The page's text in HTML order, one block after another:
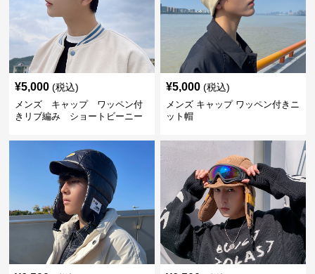
¥5,000 (税込)
メンズ キャップ ワッペン付
きリブ編み ショートビーニー
¥5,000 (税込)
メンズ キャップ ワッペン付きニ
ット帽